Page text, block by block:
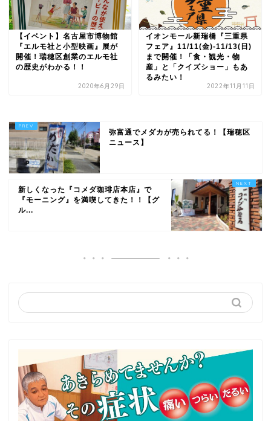
【イベント】名古屋市博物館
『エルモ社と小型映画』展が
開催！瑞穂区創業のエルモ社
の歴史がわかる！！
2020年6月29日
イオンモール新瑞橋『三重県
フェア』11/11(金)-11/13(日)
まで開催！「食・観光・物
産」と「クイズショー」もあ
るみたい！
2022年11月11日
弥富通でメダカが売られてる！【瑞穂区
ニュース】
新しくなった『コメダ珈琲店本店』で
『モーニング』を満喫してきた！！【グ
ル...